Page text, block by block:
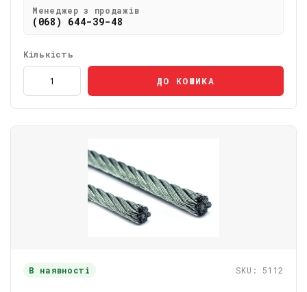
Менеджер з продажів
(068) 644-39-48
Кількість
ДО КОШИКА
В наявності SKU: 5112